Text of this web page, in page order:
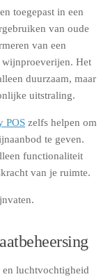
toegepast in een
van oude
van een
wijnproeverijen. Het
duurzaam, maar
uitstraling.
POS zelfs helpen om
te geven.
functionaliteit
van je ruimte.
en luchtvochtigheid